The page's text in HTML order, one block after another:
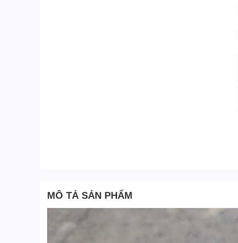
MÔ TẢ SẢN PHẨM